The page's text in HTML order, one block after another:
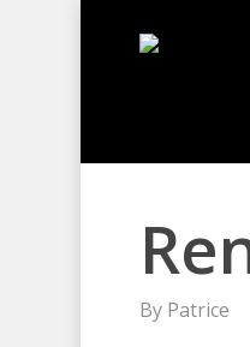
By Patrice